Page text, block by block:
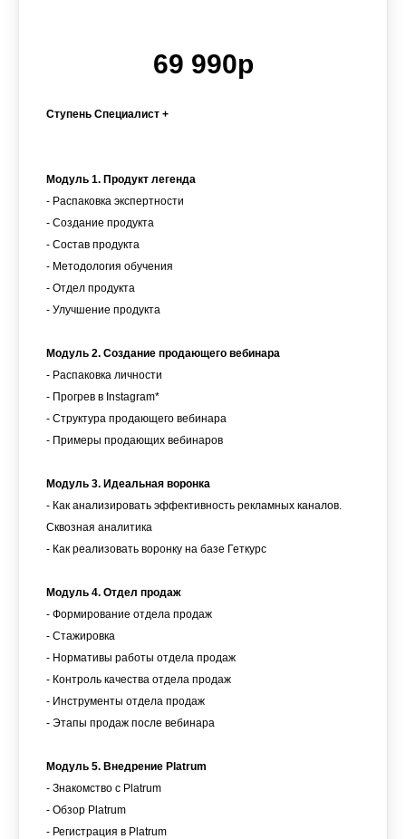
69 990р
Ступень Специалист +
Модуль 1. Продукт легенда
- Распаковка экспертности
- Создание продукта
- Состав продукта
- Методология обучения
- Отдел продукта
- Улучшение продукта
Модуль 2. Создание продающего вебинара
- Распаковка личности
- Прогрев в Instagram*
- Структура продающего вебинара
- Примеры продающих вебинаров
Модуль 3. Идеальная воронка
- Как анализировать эффективность рекламных каналов.
Сквозная аналитика
- Как реализовать воронку на базе Геткурс
Модуль 4. Отдел продаж
- Формирование отдела продаж
- Стажировка
- Нормативы работы отдела продаж
- Контроль качества отдела продаж
- Инструменты отдела продаж
- Этапы продаж после вебинара
Модуль 5. Внедрение Platrum
- Знакомство с Platrum
- Обзор Platrum
- Регистрация в Platrum